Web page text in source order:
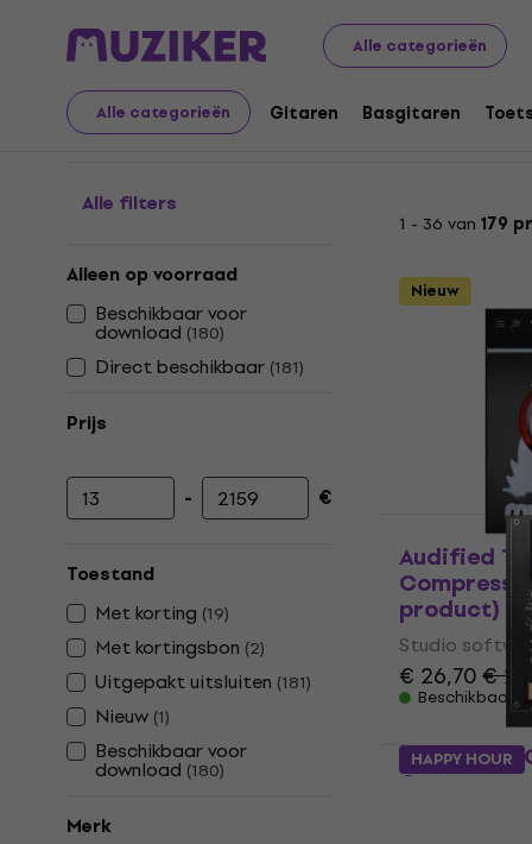
Alle categorieën
Alle categorieën Gitaren Basgitaren
Muziekinstrumenten Studio Studio software
Compressor plugins
Alle filters
Alleen op voorraad
Beschikbaar voor
download (180)
Direct beschikbaar (181)
Prijs
Minimumprijs
- Maximumprijs
€
Toestand
Met korting (19)
Met kortingsbon (2)
Uitgepakt uitsluiten (181)
Nieuw (1)
Beschikbaar voor
download (180)
Merk
1 - 36 van 179
Nieuw
Audified
product)
Studio
€ 26,70€ 28
Beschikbaar
Waves
HAPPY HOUR